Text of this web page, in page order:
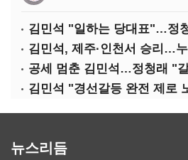
공세 멈춘 김민석…정청래 "
뉴스리듬